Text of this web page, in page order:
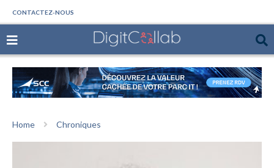
CONTACTEZ-NOUS
Home Chroniques